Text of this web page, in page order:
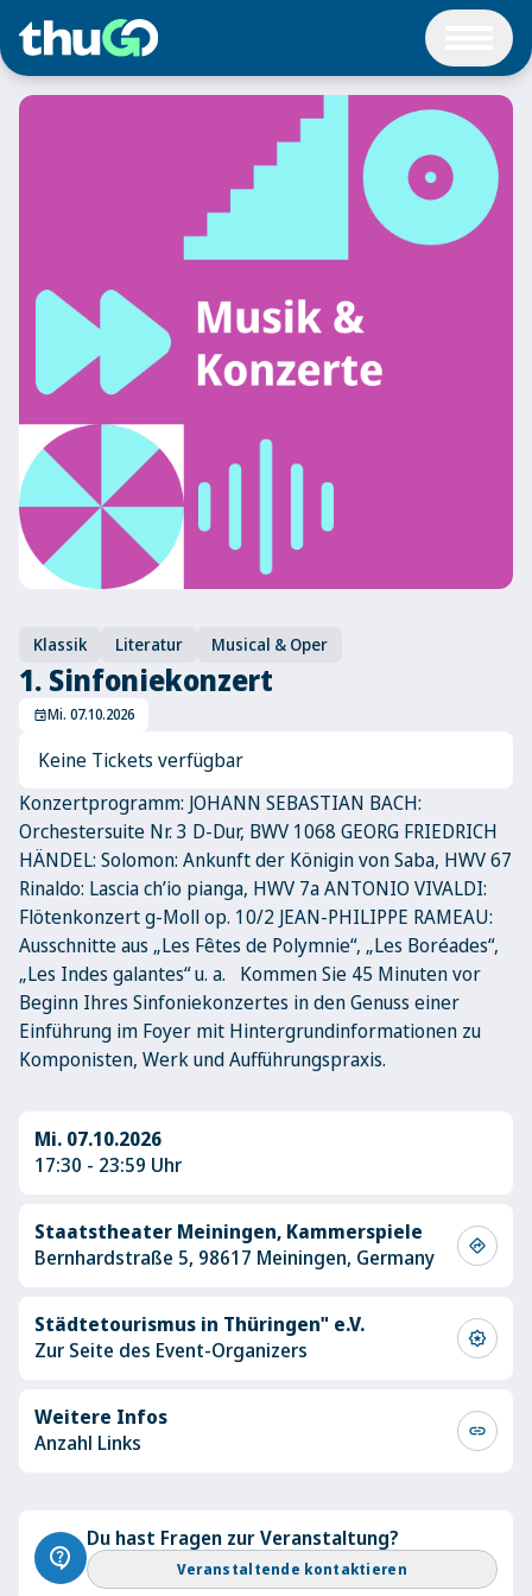
Klassik Literatur Musical & Oper
1. Sinfoniekonzert
eventMi. 07.10.2026
Keine Tickets verfügbar
Konzertprogramm: JOHANN SEBASTIAN BACH:
Orchestersuite Nr. 3 D-Dur, BWV 1068 GEORG FRIEDRICH
HÄNDEL: Solomon: Ankunft der Königin von Saba, HWV 67
Rinaldo: Lascia ch’io pianga, HWV 7a ANTONIO VIVALDI:
Flötenkonzert g-Moll op. 10/2 JEAN-PHILIPPE RAMEAU:
Ausschnitte aus „Les Fêtes de Polymnie“, „Les Boréades“,
„Les Indes galantes“ u. a. Kommen Sie 45 Minuten vor
Beginn Ihres Sinfoniekonzertes in den Genuss einer
Einführung im Foyer mit Hintergrundinformationen zu
Komponisten, Werk und Aufführungspraxis.
Mi. 07.10.2026
17:30 - 23:59 Uhr
Staatstheater Meiningen, Kammerspiele
Bernhardstraße 5, 98617 Meiningen, Germany
directions
Städtetourismus in Thüringen" e.V.
Zur Seite des Event-Organizers
award_star
Weitere Infos
Anzahl Links
link
contact_support
Du hast Fragen zur Veranstaltung?
Veranstaltende kontaktieren